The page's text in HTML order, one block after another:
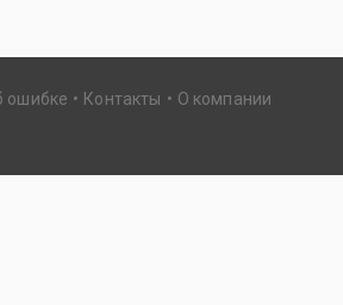
ошибке Контакты О компании